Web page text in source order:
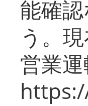
能確
う。
営業